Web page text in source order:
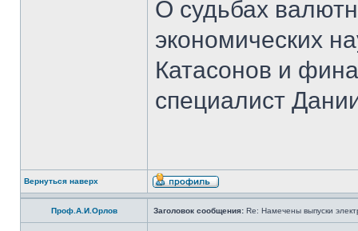
О судьбах
экономических
Катасонов и
специалист
Вернуться наверх
Проф.А.И.Орлов Заголовок сообщения: Re: Намечены выпуски